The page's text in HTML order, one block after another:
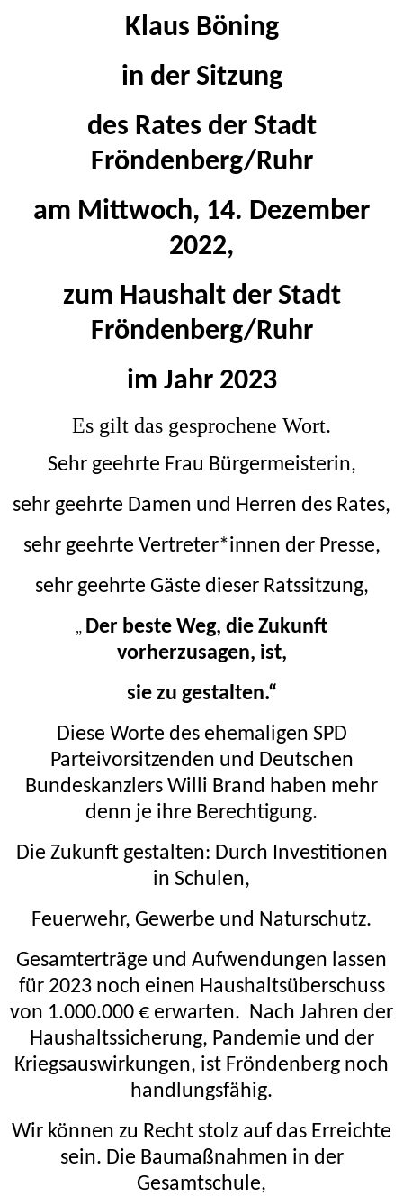
Klaus Böning
in der Sitzung
des Rates der Stadt
Fröndenberg/Ruhr
am Mittwoch, 14. Dezember
2022,
zum Haushalt der Stadt
Fröndenberg/Ruhr
im Jahr 2023
Es gilt das gesprochene Wort.
Sehr geehrte Frau Bürgermeisterin,
sehr geehrte Damen und Herren des Rates,
sehr geehrte Vertreter*innen der Presse,
sehr geehrte Gäste dieser Ratssitzung,
„ Der beste Weg, die Zukunft
vorherzusagen, ist,
sie zu gestalten.“
Diese Worte des ehemaligen SPD
Parteivorsitzenden und Deutschen
Bundeskanzlers Willi Brand haben mehr
denn je ihre Berechtigung.
Die Zukunft gestalten: Durch Investitionen
in Schulen,
Feuerwehr, Gewerbe und Naturschutz.
Gesamterträge und Aufwendungen lassen
für 2023 noch einen Haushaltsüberschuss
von 1.000.000 € erwarten. Nach Jahren der
Haushaltssicherung, Pandemie und der
Kriegsauswirkungen, ist Fröndenberg noch
handlungsfähig.
Wir können zu Recht stolz auf das Erreichte
sein. Die Baumaßnahmen in der
Gesamtschule,